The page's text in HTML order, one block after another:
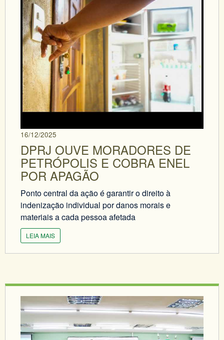
16/12/2025
DPRJ OUVE MORADORES DE
PETRÓPOLIS E COBRA ENEL
POR APAGÃO
Ponto central da ação é garantir o direito à
indenização individual por danos morais e
materiais a cada pessoa afetada
LEIA MAIS